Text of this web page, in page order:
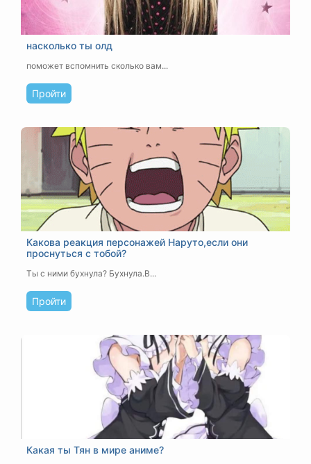
насколько ты олд
поможет вспомнить сколько вам...
Пройти
Какова реакция персонажей Наруто,если они
проснуться с тобой?
Ты с ними бухнула? Бухнула.В...
Пройти
Какая ты Тян в мире аниме?